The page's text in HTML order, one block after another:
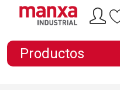
Productos